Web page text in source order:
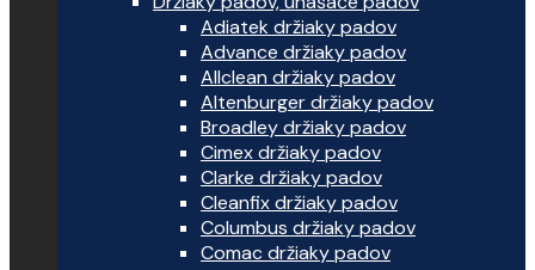
Adiatek držiaky padov
Advance držiaky padov
Allclean držiaky padov
Altenburger držiaky padov
Broadley držiaky padov
Cimex držiaky padov
Clarke držiaky padov
Cleanfix držiaky padov
Columbus držiaky padov
Comac držiaky padov